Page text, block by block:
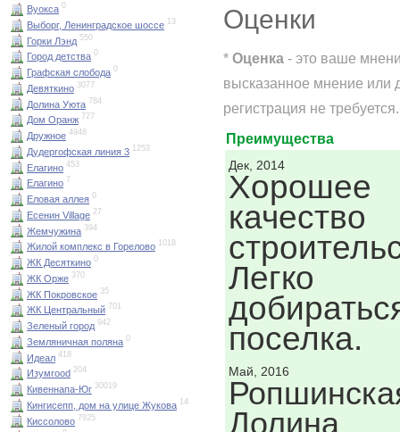
Вуокса 0
Выборг, Ленинградское шоссе 13
Горки Лэнд 550
Город детства 0
Графская слобода 0
Девяткино 3077
Долина Уюта 784
Дом Оранж 727
Дружное 4948
Дудергофская линия 3 1253
Елагино 453
Елагино 7
Еловая аллея 0
Есенин Village 27
Жемчужина 394
Жилой комплекс в Горелово 1018
ЖК Десяткино 0
ЖК Орже 370
ЖК Покровское 35
ЖК Центральный 701
Зеленый город 942
Земляничная поляна 0
Идеал 418
Изумrood 204
Кивеннапа-Юг 30019
Кингисепп, дом на улице Жукова 14
Киссолово 7925
Оценки
* Оценка - это ваше
высказанное мнение или
регистрация не требуется.
Преимущества
Дек, 2014
Хорошее
качество
Легко
поселка.
Май, 2016
Долина